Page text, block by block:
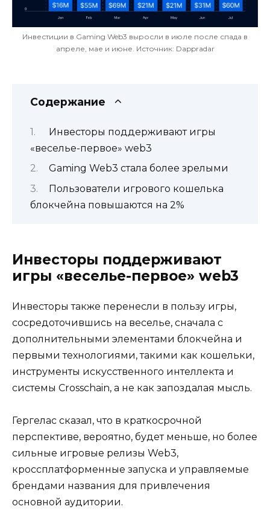
Инвестиции в Gaming Web3 выросли в июле после спада в
апреле, мае и июне. Источник: Dappradar
Содержание
Инвесторы поддерживают игры
«веселье-первое» web3
Gaming Web3 стала более зрелыми
Пользователи игрового кошелька
блокчейна повышаются на 2%
Инвесторы поддерживают
игры «веселье-первое» web3
Инвесторы также перенесли в пользу игры,
сосредоточившись на веселье, сначала с
дополнительными элементами блокчейна и
первыми технологиями, такими как кошельки,
инструменты искусственного интеллекта и
системы Crosschain, а не как запоздалая мысль.
Гергелас сказал, что в краткосрочной
перспективе, вероятно, будет меньше, но более
сильные игровые релизы Web3,
кроссплатформенные запуска и управляемые
брендами названия для привлечения
основной аудитории.